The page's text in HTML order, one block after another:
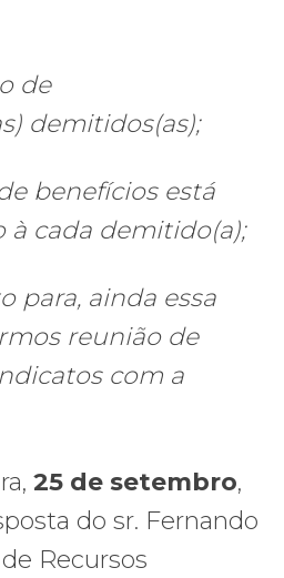
de
demitidos(as);
benefícios está
à cada demitido(a);
para, ainda essa
reunião de
com a
25 de setembro,
do sr. Fernando
Recursos